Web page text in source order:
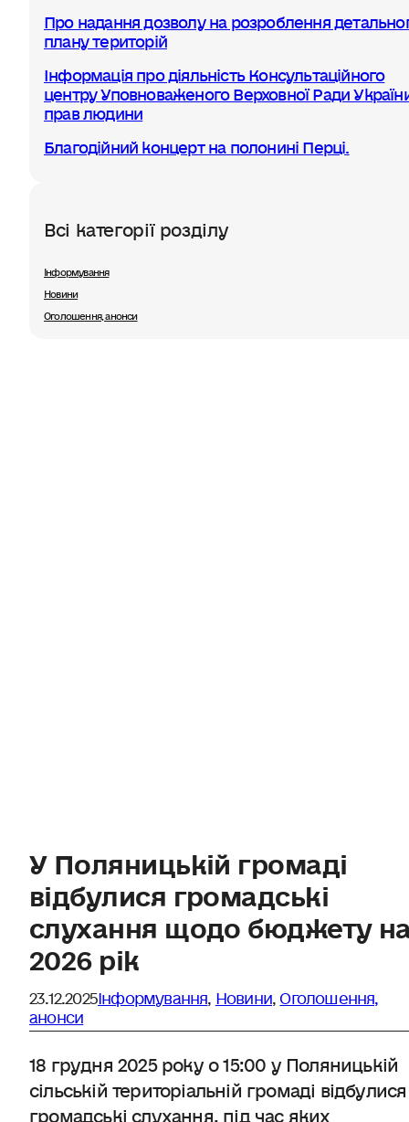
Про надання дозволу на розроблення
плану територій
Інформація про діяльність Консультаційного
центру Уповноваженого Верховної Ради
прав людини
Благодійний концерт на полонині Перці.
Всі категорії розділу
Інформування
Новини
Оголошення, анонси
У Поляницькій громаді
відбулися громадські
слухання щодо бюджету
2026 рік
23.12.2025Інформування Новини Оголошення,
анонси
18 грудня 2025 року о 15:00 у Поляницькій
сільській територіальній громаді відбулися
громадські слухання, під час яких